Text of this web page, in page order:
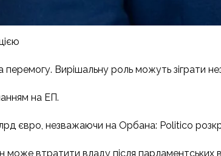
Вирішальну роль можуть зіграти
на ЕП.
євро, незважаючи на Орбана: Politico
може втратити владу після